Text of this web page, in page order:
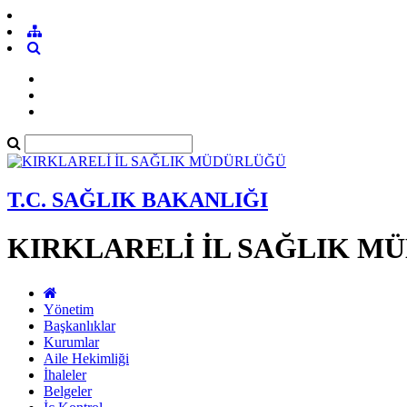
T.C. SAĞLIK BAKANLIĞI
KIRKLARELİ İL SAĞLIK
Yönetim
Başkanlıklar
Kurumlar
Aile Hekimliği
İhaleler
Belgeler